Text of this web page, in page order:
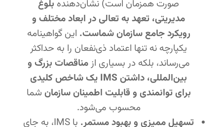
صورت همزمان است) نشان‌دهنده بلوغ
مدیریتی، تعهد به تعالی در ابعاد مختلف و
رویکرد جامع سازمان شماست. این گواهینامه
یکپارچه نه تنها اعتماد ذی‌نفعان را به حداکثر
می‌رساند، بلکه در بسیاری ازمناقصات بزرگ و
بین‌المللی، داشتن IMS یک شاخص کلیدی
برای توانمندی و قابلیت اطمینان سازمان شما
محسوب می‌شود.
تسهیل ممیزی و بهبود مستمر.
با IMS، به جای